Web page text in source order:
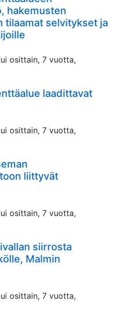
hakemusten
tilaamat selvitykset ja
osittain, 7 vuotta,
laadittavat
osittain, 7 vuotta,
liittyvät
osittain, 7 vuotta,
siirrosta
Malmin
osittain, 7 vuotta,